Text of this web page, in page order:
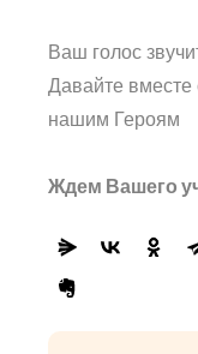
Ваш голос
Давайте вместе
нашим Героям
Ждем Вашего